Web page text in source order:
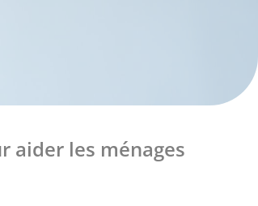
aider les ménages